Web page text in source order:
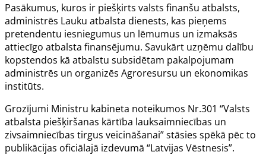
Pasākumus, kuros ir piešķirts valsts finanšu atbalsts,
administrēs Lauku atbalsta dienests, kas pieņems
pretendentu iesniegumus un lēmumus un izmaksās
attiecīgo atbalsta finansējumu. Savukārt uzņēmu dalību
kopstendos kā atbalstu subsidētam pakalpojumam
administrēs un organizēs Agroresursu un ekonomikas
institūts.
Grozījumi Ministru kabineta noteikumos Nr.301 “Valsts
atbalsta piešķiršanas kārtība lauksaimniecības un
zivsaimniecības tirgus veicināšanai” stāsies spēkā pēc to
publikācijas oficiālajā izdevumā “Latvijas Vēstnesis”.